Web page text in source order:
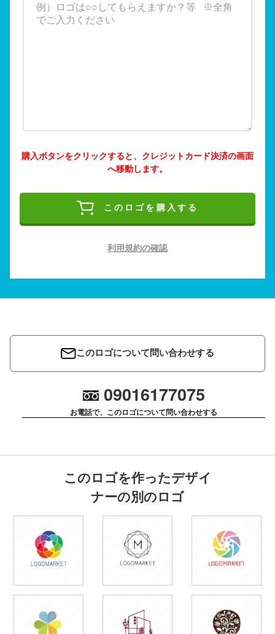
購入ボタンをクリックすると、クレジットカード決済の画面
へ移動します。
このロゴを購入する
利用規約の確認
このロゴについて問い合わせする
09016177075
お電話で、このロゴについて問い合わせする
このロゴを作ったデザイ
ナーの別のロゴ